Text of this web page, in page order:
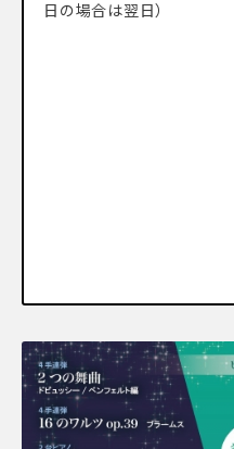
日の場合は翌日）